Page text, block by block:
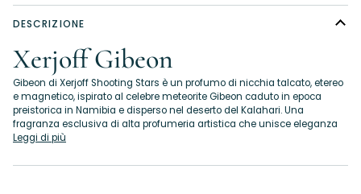
DESCRIZIONE
Xerjoff Gibeon
Gibeon di Xerjoff Shooting Stars è un profumo di nicchia talcato, etereo
e magnetico, ispirato al celebre meteorite Gibeon caduto in epoca
preistorica in Namibia e disperso nel deserto del Kalahari. Una
fragranza esclusiva di alta profumeria artistica che unisce eleganza
Leggi di più